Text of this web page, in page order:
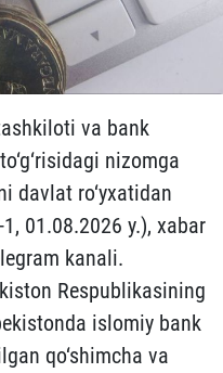
va bank
nizomga
davlat ro‘yxatidan
01.08.2026 y.), xabar
kanali.
Respublikasining
islomiy bank
qo‘shimcha va